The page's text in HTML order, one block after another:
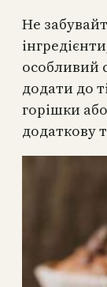
Не
особливий
додати до
горішки
додаткову